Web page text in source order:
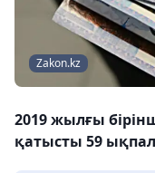
Zakon.kz
2019 жылғы
қатысты 59